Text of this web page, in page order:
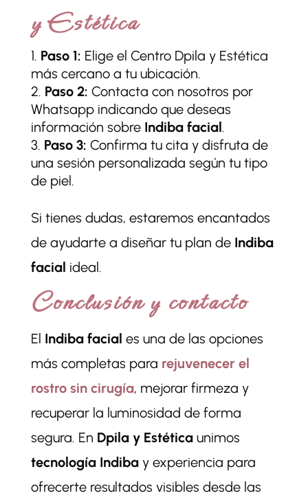
y Estética
Paso 1: Elige el Centro Dpila y Estética
más cercano a tu ubicación.
Paso 2: Contacta con nosotros por
Whatsapp indicando que deseas
información sobre Indiba facial.
Paso 3: Confirma tu cita y disfruta de
una sesión personalizada según tu tipo
de piel.
Si tienes dudas, estaremos encantados
de ayudarte a diseñar tu plan de Indiba
facial ideal.
Conclusión y contacto
El Indiba facial es una de las opciones
más completas para rejuvenecer el
rostro sin cirugía, mejorar firmeza y
recuperar la luminosidad de forma
segura. En Dpila y Estéticaunimos
tecnología Indibay experiencia para
ofrecerte resultados visibles desde las